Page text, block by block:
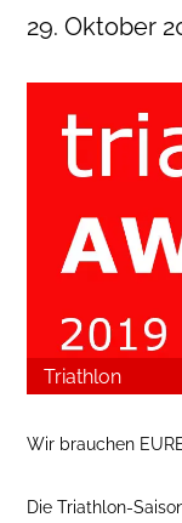
29. Oktober
Triathlon
Wir brauchen
Die Triathlon-